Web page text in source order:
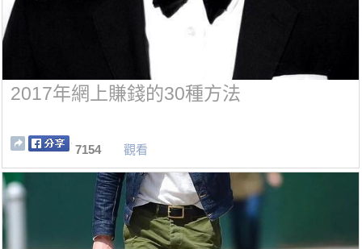
2017年網上賺錢的30種方法
7154 觀看